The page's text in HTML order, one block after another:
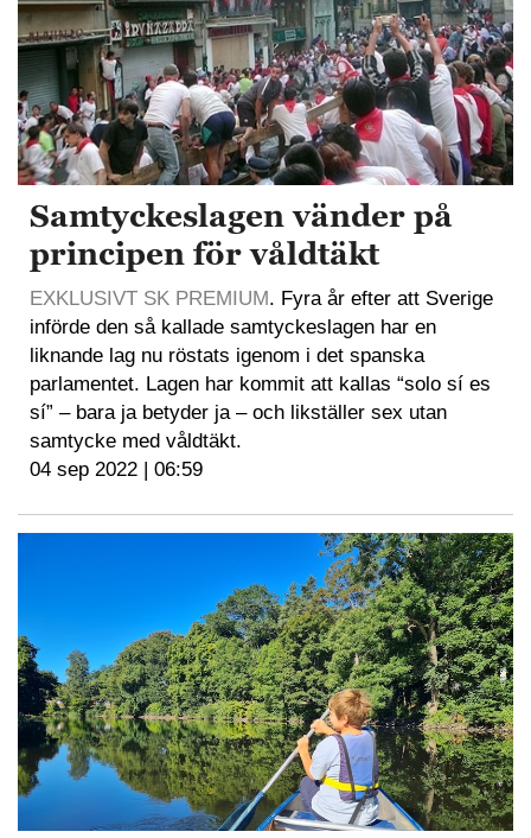
Samtyckeslagen vänder på
principen för våldtäkt
EXKLUSIVT SK PREMIUM. Fyra år efter att Sverige
införde den så kallade samtyckeslagen har en
liknande lag nu röstats igenom i det spanska
parlamentet. Lagen har kommit att kallas “solo sí es
sí” – bara ja betyder ja – och likställer sex utan
samtycke med våldtäkt.
04 sep 2022 | 06:59